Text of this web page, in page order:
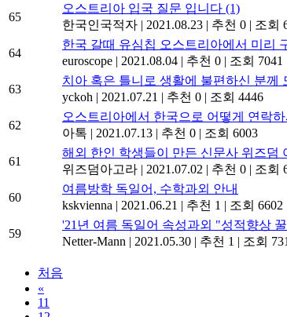
65
오스트리아 입국 질문 입니다 (1)
한국인국적자 | 2021.08.23 | 추천 0 | 조회
64
한국 갈때 유심칩 오스트리아에서 미리
euroscope | 2021.08.04 | 추천 0 | 조회 7041
63
치아 혹은 틀니로 생활에 불편하신 분께
yckoh | 2021.07.21 | 추천 0 | 조회 4446
62
오스트리아에서 한국으로 어떻게 연락
아톡 | 2021.07.13 | 추천 0 | 조회 6003
61
해외 한인 학생들이 만든 신문사 위즈덤
위즈덤아고라 | 2021.07.02 | 추천 0 | 조회
60
여름방학 독일어, 수학과외 안내
kskvienna | 2021.06.21 | 추천 1 | 조회 6602
59
'21년 여름 독일어 속성과외 "성적향상
Netter-Mann | 2021.05.30 | 추천 1 | 조회
처음
«
11